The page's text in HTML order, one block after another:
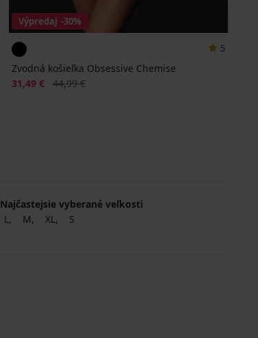
Výpredaj -30%
5
Zvodná košieľka Obsessive Chemise
Zľava
31,49 € Pôvodná cena
44,99 €
Najčastejsie vyberané veľkosti
L
M XL S